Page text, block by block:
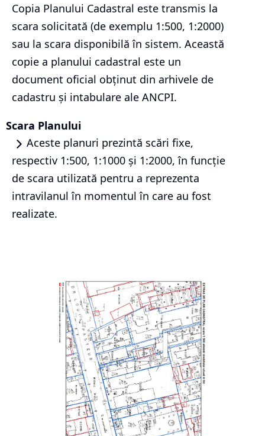
Copia Planului Cadastral este transmis la
scara solicitată (de exemplu 1:500, 1:2000)
sau la scara disponibilă în sistem. Această
copie a planului cadastral este un
document oficial obținut din arhivele de
cadastru și intabulare ale ANCPI.
Scara Planului
Aceste planuri prezintă scări fixe,
respectiv 1:500, 1:1000 și 1:2000, în funcție
de scara utilizată pentru a reprezenta
intravilanul în momentul în care au fost
realizate.